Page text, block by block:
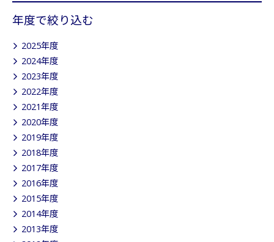
年度で絞り込む
2025年度
2024年度
2023年度
2022年度
2021年度
2020年度
2019年度
2018年度
2017年度
2016年度
2015年度
2014年度
2013年度